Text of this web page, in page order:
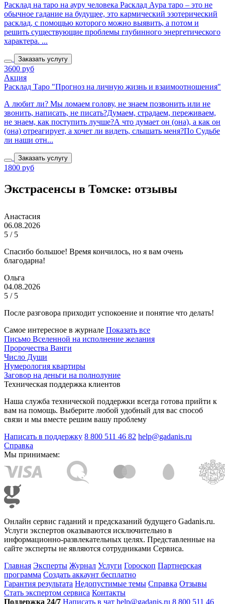
Расклад на таро на ауру человека Расклад Аура таро – это не
обычное гадание на будущее, это кармический эзотерический
расклад, с помощью которого можно выявить, а потом и
решить существующие проблемы глубинного энергетического
характера. ...
Заказать услугу
3600 руб
Акция
Расклад Таро "Прогноз на личную жизнь и взаимоотношения"
А любит ли? Мы ломаем голову, не знаем позвонить или не
звонить, написать, не писать?Думаем, страдаем, переживаем,
не знаем, как поступить лучше?А что думает он (она), а как он
(она) отреагирует, а хочет ли видеть, слышать меня?По Судьбе
ли наши отн...
Заказать услугу
1800 руб
Экстрасенсы в Томске: отзывы
Анастасия
06.08.2026
5 / 5
Спасибо большое! Время кончилось, но я вам очень
благодарна!
Ольга
04.08.2026
5 / 5
После разговора приходит успокоение и понятие что делать!
Самое интересное в журнале Показать все
Письмо Вселенной на исполнение желания
Пророчества Ванги
Число Души
Нумерология квартиры
Заговор на деньги на полнолуние
Техническая поддержка клиентов
Наша служба технической поддержки всегда готова прийти к
вам на помощь. Выберите любой удобный для вас способ
связи и мы вместе решим вашу проблему
Написать в поддержку 8 800 511 46 82 help@gadanis.ru
Справка
Мы принимаем:
Онлайн сервис гаданий и предсказаний будущего Gadanis.ru.
Услуги экспертов оказываются исключительно в
информационно-развлекательных целях. Представленные на
сайте эксперты не являются сотрудниками Сервиса.
Главная Эксперты Журнал Услуги Гороскоп Партнерская
программа Создать аккаунт бесплатно
Гарантия результата Недопустимые темы Справка Отзывы
Стать экспертом сервиса Контакты
Поддержка 24/7 Написать в чат help@gadanis.ru 8 800 511 46